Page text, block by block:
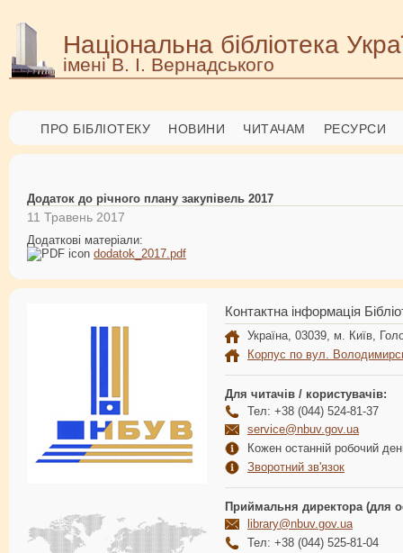
Національна бібліотека
імені В. І. Вернадського
ПРО БІБЛІОТЕКУ НОВИНИ ЧИТАЧАМ РЕСУРСИ
Додаток до річного плану закупівель 2017
11 Травень 2017
Додаткові матеріали:
dodatok_2017.pdf
Контактна інформація
Україна, 03039, м. Київ,
Корпус по вул.
Для читачів / користувачів:
Тел: +38 (044) 524-81-37
service@nbuv.gov.ua
Кожен останній робочий
Зворотний зв'язок
Приймальня директора (для
library@nbuv.gov.ua
Тел: +38 (044) 525-81-04